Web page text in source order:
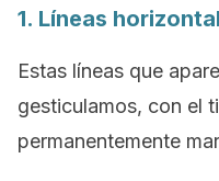
1. Líneas
Estas líneas que
gesticulamos, con el
permanentemente